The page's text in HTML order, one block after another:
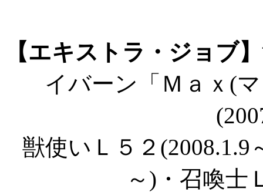
【エキストラ・ジョブ】
イバーン「Ｍａｘ(
獣使いＬ５２(2008.1.9
～)・召喚士